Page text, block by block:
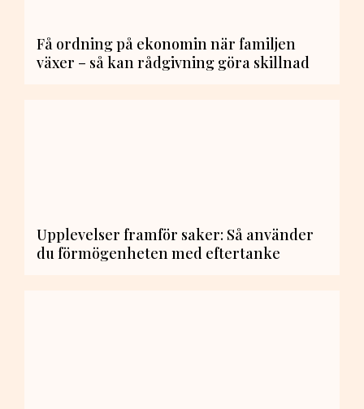
Få ordning på ekonomin när familjen
växer – så kan rådgivning göra skillnad
Upplevelser framför saker: Så använder
du förmögenheten med eftertanke